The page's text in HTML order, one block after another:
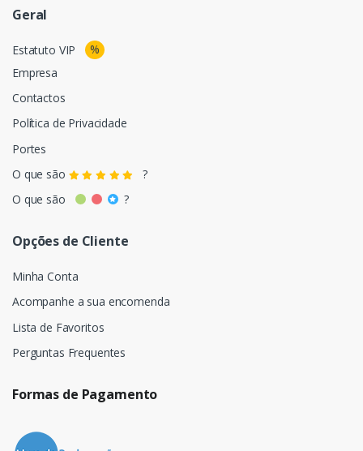
Geral
Estatuto VIP
%
Empresa
Contactos
Política de Privacidade
Portes
O que são
?
O que são
?
Opções de Cliente
Minha Conta
Acompanhe a sua encomenda
Lista de Favoritos
Perguntas Frequentes
Formas de Pagamento